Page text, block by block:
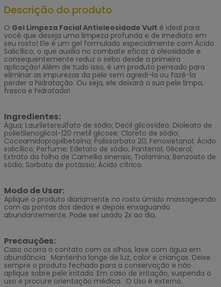
Descrição do produto
O Gel Limpeza Facial Antioleosidade Vult é ideal para
você que deseja uma limpeza profunda e de imediato em
seu rosto! Ele é um gel formulado especialmente com Ácido
Salicílico, o que auxilia no combate eficaz à oleosidade e
consequentemente reduz o sebo desde a primeira
aplicação! Além de tudo isso, é um produto pensado para
eliminar as impurezas da pele sem agredi-la ou fazê-la
perder a hidratação. Ou seja, ele deixará a sua pele limpa,
fresca e hidratada!
Ingredientes:
Água; Lauriletersulfato de sódio; Decil glicosídeo; Dioleato de
polietilenoglicol-120 metil glicose; Cloreto de sódio;
Cocoamidopropilbetaína; Polissorbato 20; Fenoxietanol; Ácido
salicílico; Perfume; Edetato de sódio; Pantenol; Glicerol;
Extrato da folha de Camellia sinensis; Trolamina; Benzoato de
sódio; Sorbato de potássio; Ácido cítrico.
Modo de Usar:
Aplique o produto diariamente no rosto úmido massageando
com as pontas dos dedos e depois enxaguando
abundantemente. Pode ser usado 2x ao dia.
Precauções:
Caso ocorra o contato com os olhos, lave com água em
abundância. Mantenha longe de luz, calor e crianças. Deixe
sempre o produto fechado para a conservação e não
aplique sobre pele irritada. Em caso de irritação, suspenda o
uso e procure orientação médica. O Uso é externo.